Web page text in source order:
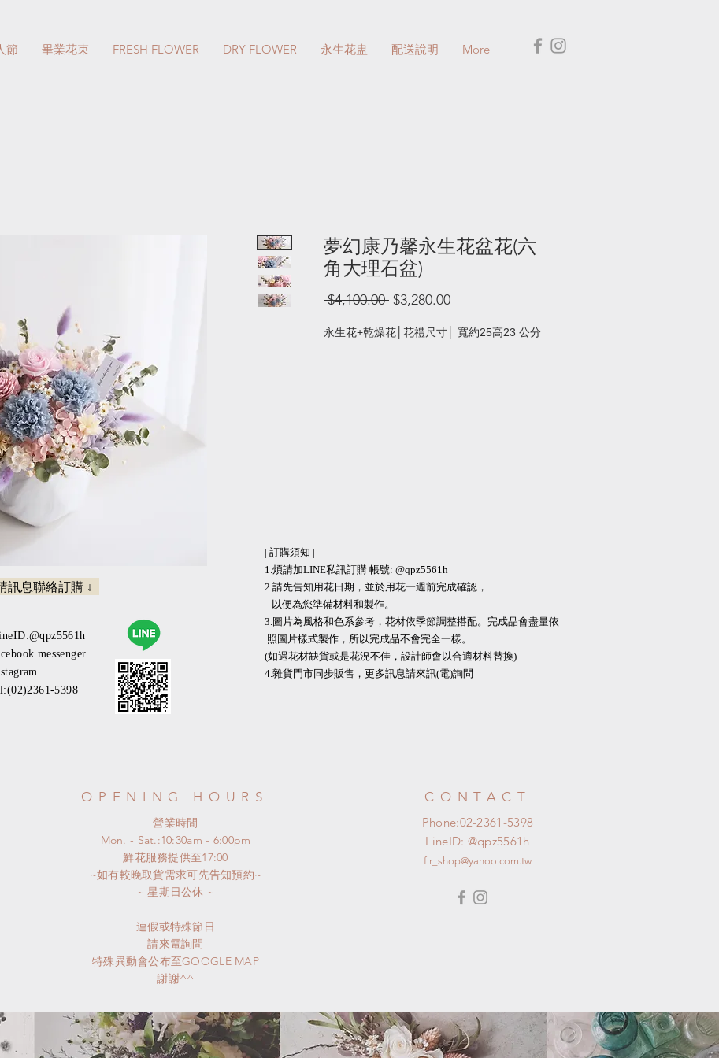
節 畢業花束 FRESH FLOWER DRY FLOWER 永生花盅 配送說明 More
夢幻康乃馨永生花盆花(六
角大理石盆)
$4,100.00 一
價
$3,280.00促
價
永生花+乾燥花│花禮尺寸│ 寬約25高23 公分
| 訂購須知 |
1.煩請加LINE私訊訂購 帳號: @qpz5561h
2.請先告知用花日期，並於用花一週前完成確認，
以便為您準備材料和製作。
3.圖片為風格和色系參考，花材依季節調整搭配。完成品會盡量依
照圖片樣式製作，所以完成品不會完全一樣。
(如遇花材缺貨或是花況不佳，設計師會以合適材料替換)
​​4.雜貨門市同步販售，更多訊息請來訊(電)詢問
messenger
5398
訊息聯絡訂購 ↓
OPENING HOURS
​營業時間
Mon. - Sat.:10:30am - 6:00pm
​鮮花服務提供至17:00
~如有較晚取貨需求可先告知預約~
​~ 星期日公休 ~
連假或特殊節日
請來電詢問
特殊異動會公布至GOOGLE MAP
謝謝^^
CONTACT
Phone:02-2361-5398
LineID: @qpz5561h​
flr_shop@yahoo.com.tw